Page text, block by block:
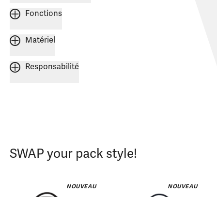
Fonctions
Matériel
Responsabilité
SWAP your pack style!
NOUVEAU NOUVEAU